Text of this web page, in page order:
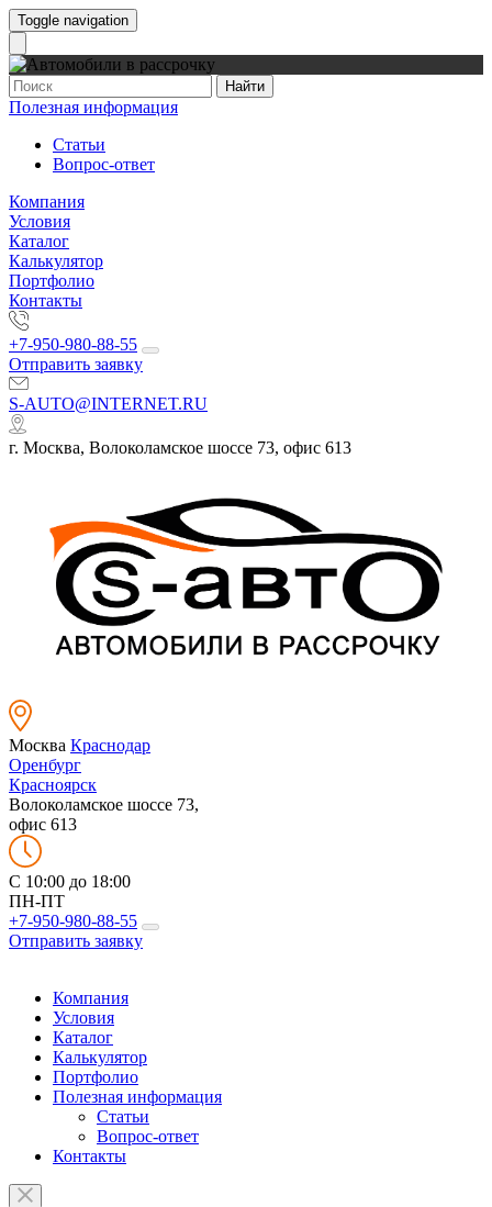
Toggle navigation
Найти
Полезная информация
Статьи
Вопрос-ответ
Компания
Условия
Каталог
Калькулятор
Портфолио
Контакты
+7-950-980-88-55
Отправить заявку
S-AUTO@INTERNET.RU
г. Москва, Волоколамское шоссе 73, офис 613
Москва Краснодар
Оренбург
Красноярск
Волоколамское шоссе 73,
офис 613
C 10:00 до 18:00
ПН-ПТ
+7-950-980-88-55
Отправить заявку
Компания
Условия
Каталог
Калькулятор
Портфолио
Полезная информация
Статьи
Вопрос-ответ
Контакты